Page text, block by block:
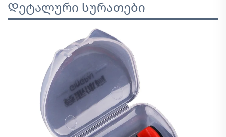
Დეტალური სურათები